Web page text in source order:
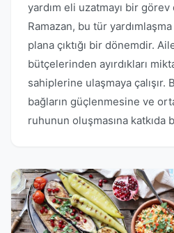
yardım eli uzatmayı bir
Ramazan, bu tür
plana çıktığı bir dönemdir.
bütçelerinden ayırdıkları
sahiplerine ulaşmaya çalışır.
bağların güçlenmesine ve
ruhunun oluşmasına katkıda